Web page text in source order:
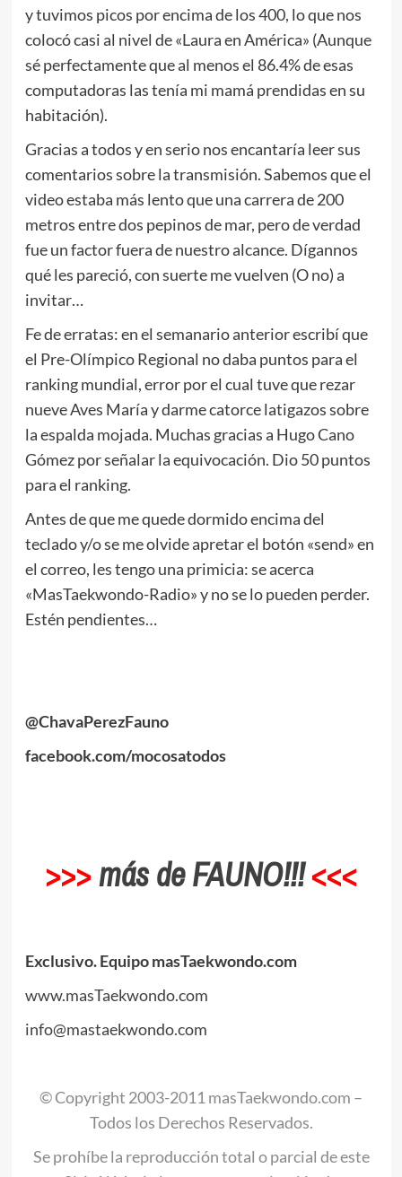
y tuvimos picos por encima de los 400, lo que nos
colocó casi al nivel de «Laura en América» (Aunque
sé perfectamente que al menos el 86.4% de esas
computadoras las tenía mi mamá prendidas en su
habitación).
Gracias a todos y en serio nos encantaría leer sus
comentarios sobre la transmisión. Sabemos que el
video estaba más lento que una carrera de 200
metros entre dos pepinos de mar, pero de verdad
fue un factor fuera de nuestro alcance. Dígannos
qué les pareció, con suerte me vuelven (O no) a
invitar…
Fe de erratas: en el semanario anterior escribí que
el Pre-Olímpico Regional no daba puntos para el
ranking mundial, error por el cual tuve que rezar
nueve Aves María y darme catorce latigazos sobre
la espalda mojada. Muchas gracias a Hugo Cano
Gómez por señalar la equivocación. Dio 50 puntos
para el ranking.
Antes de que me quede dormido encima del
teclado y/o se me olvide apretar el botón «send» en
el correo, les tengo una primicia: se acerca
«MasTaekwondo-Radio» y no se lo pueden perder.
Estén pendientes…
@ChavaPerezFauno
facebook.com/mocosatodos
>>>más de FAUNO!!!<<<
Exclusivo. Equipo masTaekwondo.com
www.masTaekwondo.com
info@mastaekwondo.com
© Copyright 2003-2011 masTaekwondo.com –
Todos los Derechos Reservados.
Se prohíbe la reproducción total o parcial de este